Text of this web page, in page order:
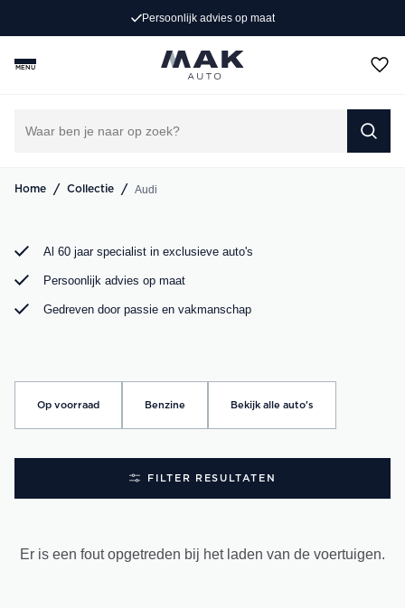
Persoonlijk advies op maat
MENU
Home / Collectie / Audi
Op zoek naar een exclusieve Audi occasion? Bij MAK
Auto vind je een zorgvuldig geselecteerd aanbod, van de
sportieve Audi A3 tot de krachtige Audi RS6. Bekijk ons
Al 60 jaar specialist in exclusieve auto's
Persoonlijk advies op maat
Gedreven door passie en vakmanschap
Op voorraad Benzine Bekijk alle auto's
FILTER RESULTATEN
Er is een fout opgetreden bij het laden van de voertuigen.